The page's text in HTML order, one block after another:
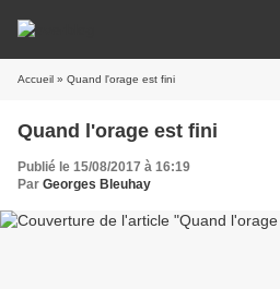
Accueil » Quand l'orage est fini
Quand l'orage est fini
Publié le 15/08/2017 à 16:19
Par Georges Bleuhay